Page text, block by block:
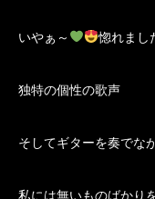
いやぁ～ 惚れまし
独特の個性の歌声
そしてギターを奏でな
私には無いものばかり